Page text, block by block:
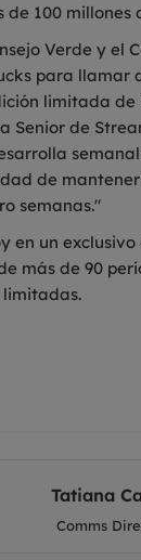
100 millones
Verde y el
para
limitada
Senior de
de
semanas."
en un
más de 90
limitadas.
Tatiana
Comms